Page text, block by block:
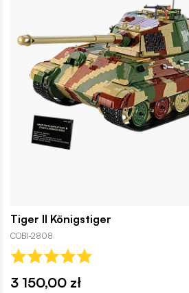
Tiger II Königstiger
COBI-2808
3 150,00 zł